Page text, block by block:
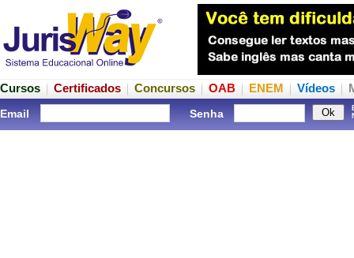
Cursos Certificados Concursos OAB ENEM Vídeos
Email Senha